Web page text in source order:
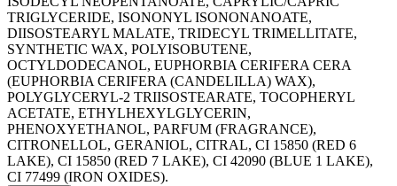
TRIGLYCERIDE, ISONONYL ISONONANOATE,
DIISOSTEARYL MALATE, TRIDECYL TRIMELLITATE,
SYNTHETIC WAX, POLYISOBUTENE,
OCTYLDODECANOL, EUPHORBIA CERIFERA CERA
(EUPHORBIA CERIFERA (CANDELILLA) WAX),
POLYGLYCERYL-2 TRIISOSTEARATE, TOCOPHERYL
ACETATE, ETHYLHEXYLGLYCERIN,
PHENOXYETHANOL, PARFUM (FRAGRANCE),
CITRONELLOL, GERANIOL, CITRAL, CI 15850 (RED 6
LAKE), CI 15850 (RED 7 LAKE), CI 42090 (BLUE 1 LAKE),
CI 77499 (IRON OXIDES).